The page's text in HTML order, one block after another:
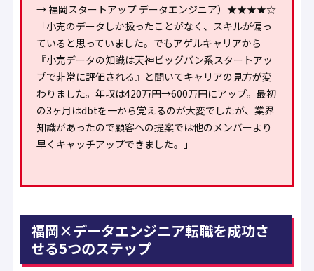
→ 福岡スタートアップ データエンジニア）★★★★☆
「小売のデータしか扱ったことがなく、スキルが偏っ
ていると思っていました。でもアゲルキャリアから
『小売データの知識は天神ビッグバン系スタートアッ
プで非常に評価される』と聞いてキャリアの見方が変
わりました。年収は420万円→600万円にアップ。最初
の3ヶ月はdbtを一から覚えるのが大変でしたが、業界
知識があったので顧客への提案では他のメンバーより
早くキャッチアップできました。」
福岡×データエンジニア転職を成功さ
せる5つのステップ